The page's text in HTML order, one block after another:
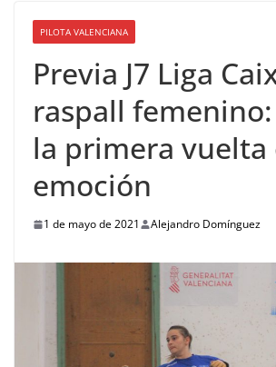
PILOTA VALENCIANA
Previa J7 Liga
raspall
la primera vuelta
emoción
1 de mayo de 2021 Alejandro Domínguez